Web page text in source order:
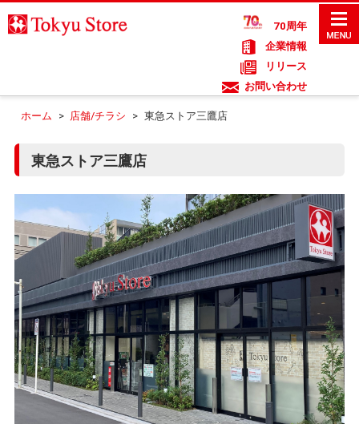
70周年
企業情報
リリース
お問い合わせ
ホーム > 店舗/チラシ > 東急ストア三鷹店
東急ストア三鷹店